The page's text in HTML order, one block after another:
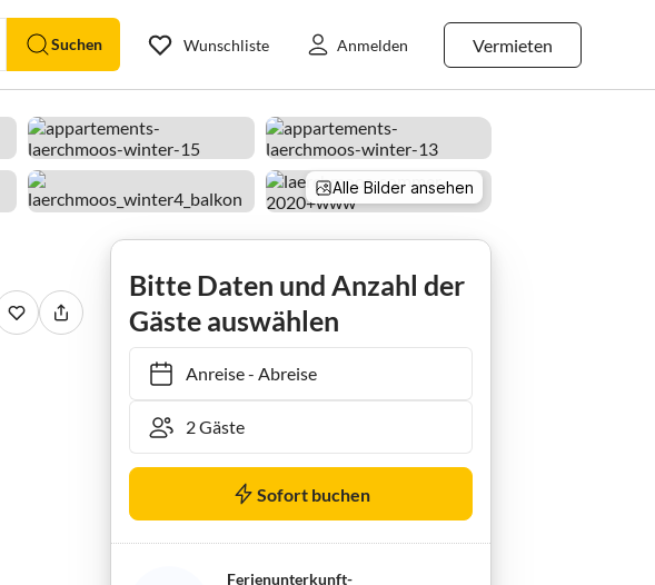
Suchen Vermieten
Wunschliste Anmelden
Alle Bilder ansehen
Bitte Daten und Anzahl der
Gäste auswählen
Anreise- Abreise
Sofort buchen
Ferienunterkunft-